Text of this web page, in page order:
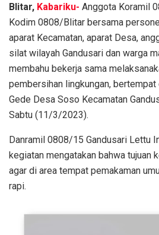
Blitar, Kabariku- Anggota Koramil
Kodim 0808/Blitar bersama
aparat Kecamatan, aparat Desa,
silat wilayah Gandusari dan warga
membahu bekerja sama
pembersihan lingkungan, bertempat
Gede Desa Soso Kecamatan
Sabtu (11/3/2023).
Danramil 0808/15 Gandusari Lettu
kegiatan mengatakan bahwa tujuan
agar di area tempat pemakaman
rapi.